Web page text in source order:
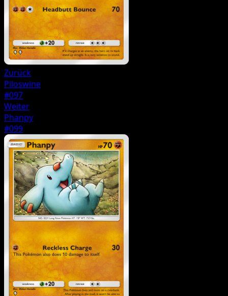
Zurück
Piloswine
#097
Weiter
Phanpy
#099